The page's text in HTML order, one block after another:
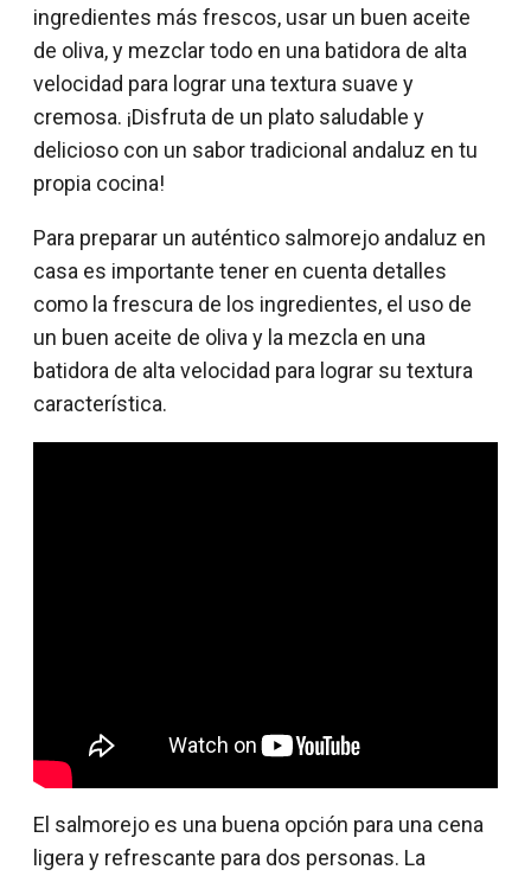
ingredientes más frescos, usar un buen aceite
de oliva, y mezclar todo en una batidora de alta
velocidad para lograr una textura suave y
cremosa. ¡Disfruta de un plato saludable y
delicioso con un sabor tradicional andaluz en tu
propia cocina!
Para preparar un auténtico salmorejo andaluz en
casa es importante tener en cuenta detalles
como la frescura de los ingredientes, el uso de
un buen aceite de oliva y la mezcla en una
batidora de alta velocidad para lograr su textura
característica.
El salmorejo es una buena opción para una cena
ligera y refrescante para dos personas. La